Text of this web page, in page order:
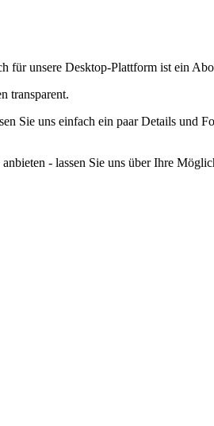
unsere Desktop-Plattform ist ein
transparent.
Sie uns einfach ein paar Details und
- lassen Sie uns über Ihre